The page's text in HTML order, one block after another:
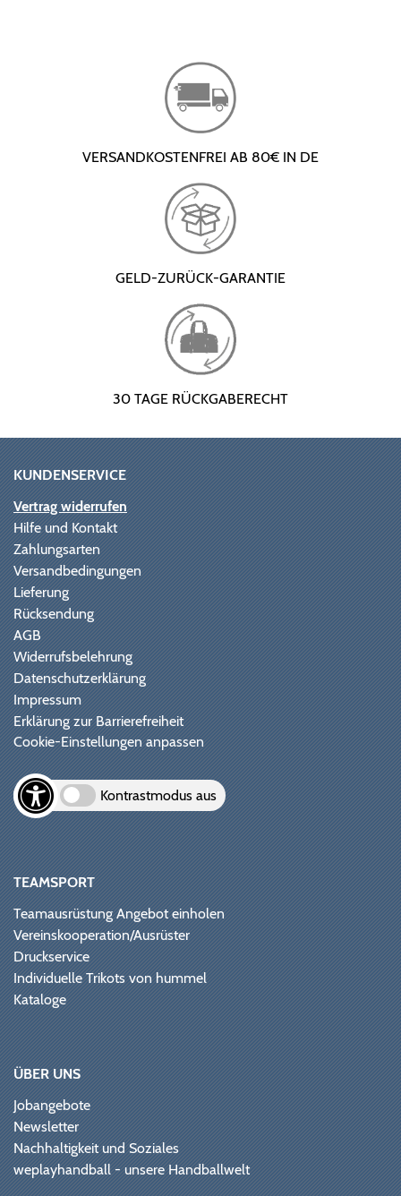
VERSANDKOSTENFREI AB 80€ IN DE
GELD-ZURÜCK-GARANTIE
30 TAGE RÜCKGABERECHT
KUNDENSERVICE
Vertrag widerrufen
Hilfe und Kontakt
Zahlungsarten
Versandbedingungen
Lieferung
Rücksendung
AGB
Widerrufsbelehrung
Datenschutzerklärung
Impressum
Erklärung zur Barrierefreiheit
Cookie-Einstellungen anpassen
Kontrastmodus aus
TEAMSPORT
Teamausrüstung Angebot einholen
Vereinskooperation/Ausrüster
Druckservice
Individuelle Trikots von hummel
Kataloge
ÜBER UNS
Jobangebote
Newsletter
Nachhaltigkeit und Soziales
weplayhandball - unsere Handballwelt